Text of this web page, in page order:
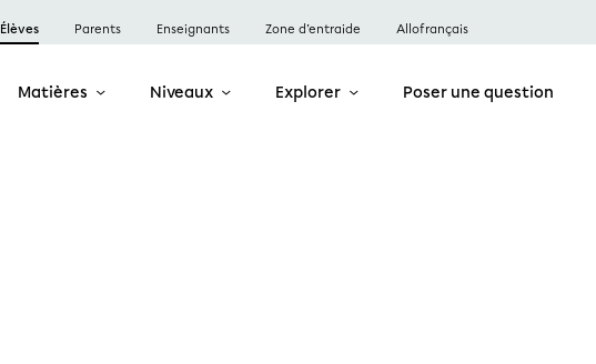
Élèves Parents Enseignants Zone d’entraide Allofrançais
Matières Niveaux Explorer Poser une question